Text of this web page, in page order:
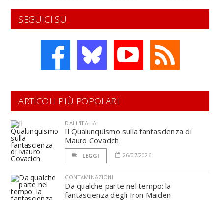
SEGUICI SU
ARTICOLI PIÙ POPOLARI
DALL'ITALIA
Il Qualunquismo sulla fantascienza di
Mauro Covacich
LEGGI 26/07/2026
CONTAMINAZIONI
Da qualche parte nel tempo: la
fantascienza degli Iron Maiden